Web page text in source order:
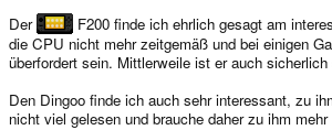
Der
F200 finde ich ehrlich gesagt am
die CPU nicht mehr zeitgemäß und bei einigen
überfordert sein. Mittlerweile ist er auch
Den Dingoo finde ich auch sehr interessant, zu
nicht viel gelesen und brauche daher zu ihm mehr